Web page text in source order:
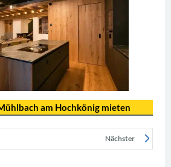
am Hochkönig mieten
Nächster